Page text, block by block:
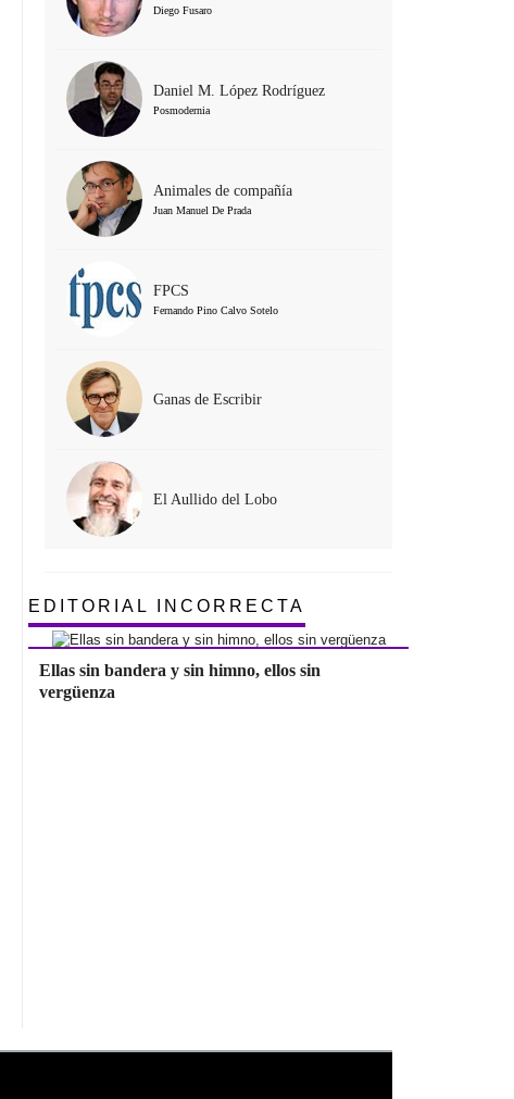
Diego Fusaro
Daniel M. López Rodríguez
Posmodernia
Animales de compañía
Juan Manuel De Prada
FPCS
Fernando Pino Calvo Sotelo
Ganas de Escribir
El Aullido del Lobo
EDITORIAL INCORRECTA
Ellas sin bandera y sin himno, ellos sin
vergüenza